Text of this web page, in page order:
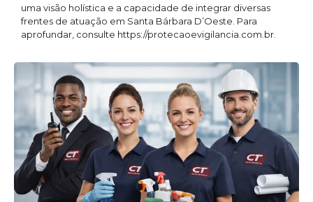
uma visão holística e a capacidade de integrar diversas
frentes de atuação em Santa Bárbara D’Oeste. Para
aprofundar, consulte https://protecaoevigilancia.com.br.